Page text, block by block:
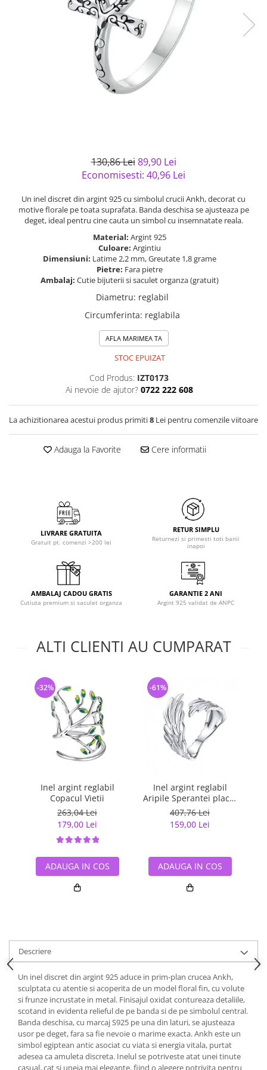
Bijuterii argint placat cu aur
Bijuterii argint cu diverse
Bijuterii argint cu murano
Bijuterii gotice si rock
Casete si cutii de bijuterii
Solutii si lavete de curatare
130,86 Lei 89,90 Lei
Economisesti: 40,96 Lei
Un inel discret din argint 925 cu simbolul crucii Ankh, decorat cu
motive florale pe toata suprafata. Banda deschisa se ajusteaza pe
deget, ideal pentru cine cauta un simbol cu insemnatate reala.
Material: Argint 925
Culoare: Argintiu
Dimensiuni: Latime 2,2 mm, Greutate 1,8 grame
Pietre: Fara pietre
Ambalaj: Cutie bijuterii si saculet organza (gratuit)
Diametru: reglabil
Circumferinta: reglabila
AFLA MARIMEA TA
STOC EPUIZAT
Cod Produs: IZT0173
Ai nevoie de ajutor? 0722 222 608
La achizitionarea acestui produs primiti8 Lei pentru comenzile viitoare
Adauga la Favorite Cere informatii
LIVRARE GRATUITA
Gratuit pt. comenzi >200 lei
RETUR SIMPLU
Returnezi si primesti toti banii
inapoi
AMBALAJ CADOU GRATIS
Cutiuta premium si saculet organza
GARANTIE 2 ANI
Argint 925 validat de ANPC
ALTI CLIENTI AU CUMPARAT
Inel argint reglabil
Copacul Vietii
263,04 Lei
179,00 Lei
-32%
ADAUGA IN COS
Inel argint reglabil
Aripile Sperantei placat
cu rodiu
407,76 Lei
159,00 Lei
-61%
ADAUGA IN COS
Descriere
Un inel discret din argint 925 aduce in prim-plan crucea Ankh,
sculptata cu atentie si acoperita de un model floral fin, cu volute
si frunze incrustate in metal. Finisajul oxidat contureaza detaliile,
scotand in evidenta relieful de pe banda si de pe simbolul central.
Banda deschisa, cu marcaj S925 pe una din laturi, se ajusteaza
usor pe deget, fara sa fie nevoie o marime exacta. Ankh este un
simbol egiptean antic asociat cu viata si energia vitala, purtat
adesea ca amuleta discreta. Inelul se potriveste atat unei tinute
casual, cat si uneia mai elegante, fiind o alegere potrivita pentru